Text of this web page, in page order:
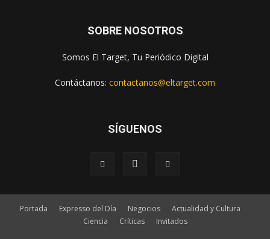
SOBRE NOSOTROS
Somos El Target, Tu Periódico Digital
Contáctanos: contactanos@eltarget.com
SÍGUENOS
Portada Expresso del Día Negocios
Actualidad y Cultura
Ciencia
Críticas Invitados